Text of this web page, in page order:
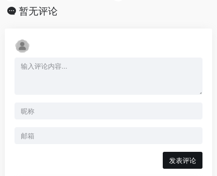
暂无评论
发表评论